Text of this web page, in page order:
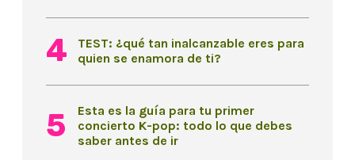
TEST: ¿qué tan inalcanzable eres para
quien se enamora de ti?
Esta es la guía para tu primer
concierto K-pop: todo lo que debes
saber antes de ir